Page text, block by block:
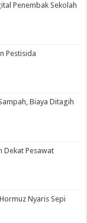
Penembak Sekolah
Pestisida
Biaya Ditagih
Dekat Pesawat
Nyaris Sepi